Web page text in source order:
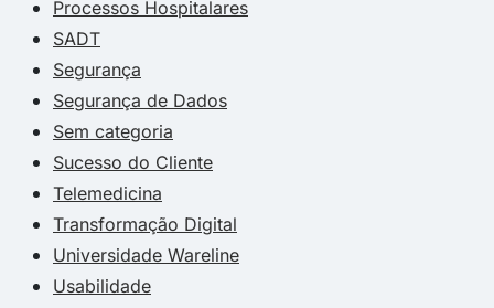
Processos Hospitalares
SADT
Segurança
Segurança de Dados
Sem categoria
Sucesso do Cliente
Telemedicina
Transformação Digital
Universidade Wareline
Usabilidade